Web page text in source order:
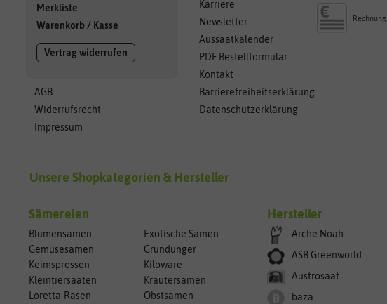
Merkliste
Warenkorb / Kasse
Vertrag widerrufen
AGB
Widerrufsrecht
Impressum
Karriere
Newsletter
Aussaatkalender
PDF Bestellformular
Kontakt
Barrierefreiheitserklärung
Datenschutzerklärung
Rechnung
Unsere Shopkategorien & Hersteller
Sämereien
Blumensamen
Exotische Samen
Gemüsesamen
Gründünger
Keimsprossen
Kiloware
Kleintiersaaten
Kräutersamen
Loretta-Rasen
Obstsamen
Hersteller
Arche Noah
ASB Greenworld
Austrosaat
baza